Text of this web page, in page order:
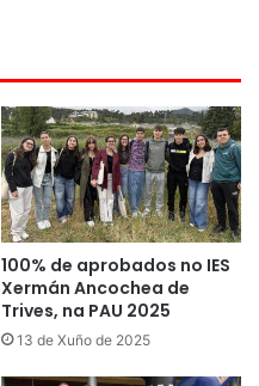
100% de aprobados no IES
Xermán Ancochea de
Trives, na PAU 2025
13 de Xuño de 2025